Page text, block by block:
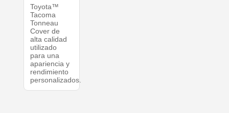
Toyota™
Tacoma
Tonneau
Cover de
alta calidad
utilizado
para una
apariencia y
rendimiento
personalizados.